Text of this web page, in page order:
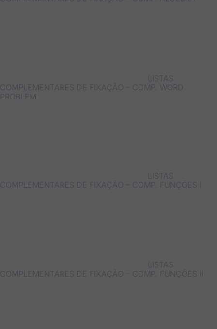
LISTAS
COMPLEMENTARES DE FIXAÇÃO – COMP. WORD
PROBLEM
LISTAS
COMPLEMENTARES DE FIXAÇÃO – COMP. FUNÇÕES I
LISTAS
COMPLEMENTARES DE FIXAÇÃO – COMP. FUNÇÕES II